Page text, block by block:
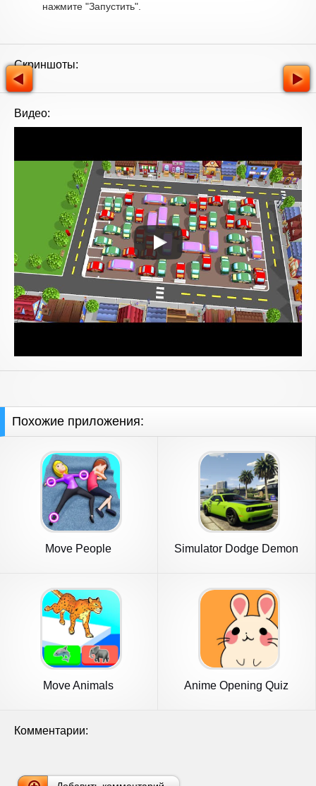
нажмите "Запустить".
Скриншоты:
Видео:
Похожие приложения:
Move People
Simulator Dodge Demon
Move Animals Anime Opening Quiz
Комментарии: